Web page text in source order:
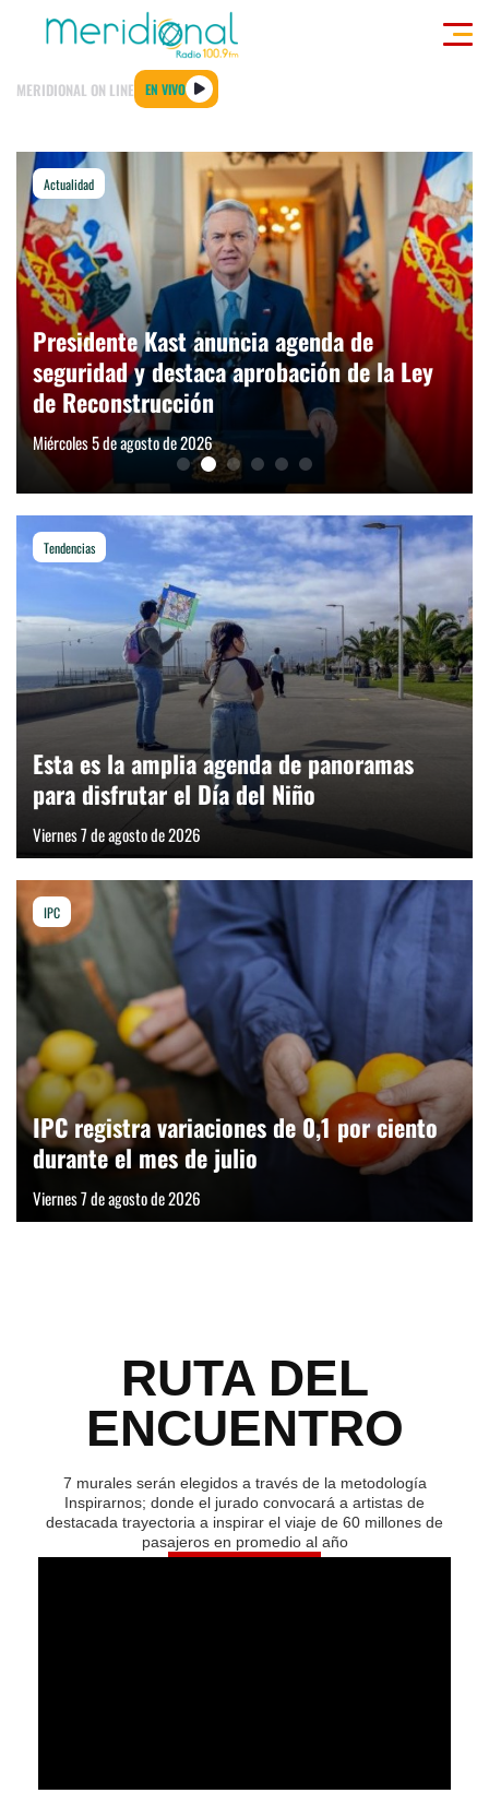
Click acá para ir directamente al contenido
MERIDIONAL ON LINE EN VIVO
ACTUALIDADTENDENCIASDEPORTESINTERNACIONAL
modo claro
Actualidad
Presidente Kast anuncia agenda de
seguridad y destaca aprobación de la Ley
de Reconstrucción
Miércoles 5 de agosto de 2026
Tendencias
Esta es la amplia agenda de panoramas
para disfrutar el Día del Niño
Viernes 7 de agosto de 2026
IPC
IPC registra variaciones de 0,1 por ciento
durante el mes de julio
Viernes 7 de agosto de 2026
RUTA DEL
ENCUENTRO
7 murales serán elegidos a través de la metodología
Inspirarnos; donde el jurado convocará a artistas de
destacada trayectoria a inspirar el viaje de 60 millones de
pasajeros en promedio al año